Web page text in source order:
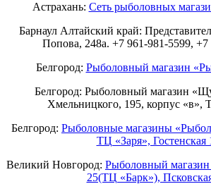
Астрахань: Сеть рыболовных
Барнаул Алтайский край:
Попова, 248а. +7 961-981-5599, +7
Белгород: Рыболовный магазин
Белгород: Рыболовный магазин
Хмельницкого, 195, корпус «в»,
Белгород: Рыболовные магазины
ТЦ «Заря», Гостенская
Великий Новгород: Рыболовный
25(ТЦ «Барк»),